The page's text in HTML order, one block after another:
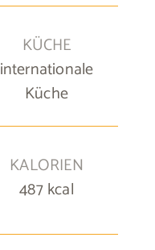
KÜCHE
internationale
Küche
KALORIEN
487kcal